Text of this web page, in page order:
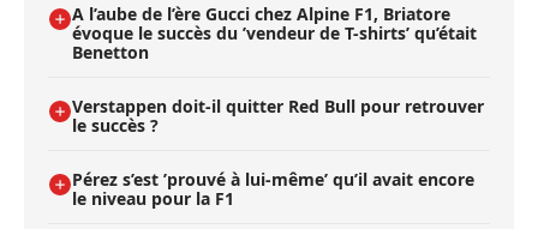
A l’aube de l’ère Gucci chez Alpine F1, Briatore
évoque le succès du ’vendeur de T-shirts’ qu’était
Benetton
Verstappen doit-il quitter Red Bull pour retrouver
le succès ?
Pérez s’est ’prouvé à lui-même’ qu’il avait encore
le niveau pour la F1